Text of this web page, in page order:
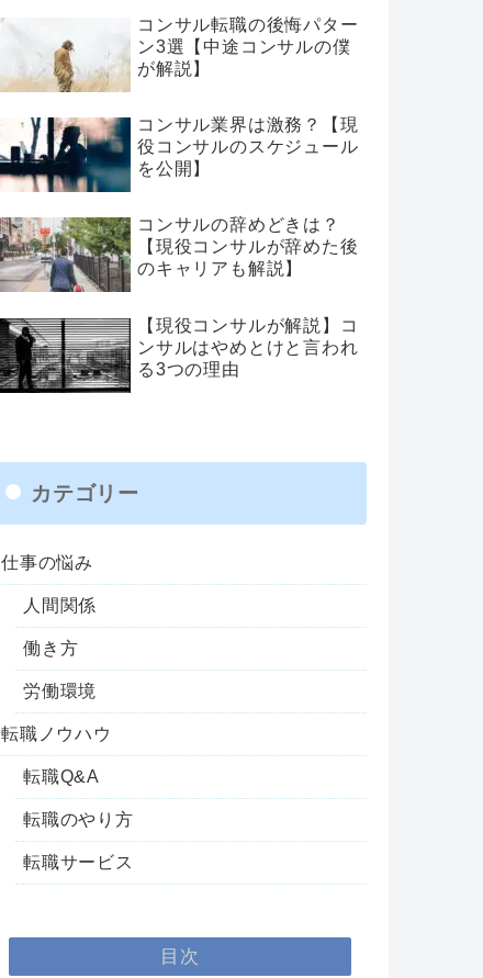
コンサル転職の後悔パター
ン3選【中途コンサルの僕
が解説】
コンサル業界は激務？【現
役コンサルのスケジュール
を公開】
コンサルの辞めどきは？
【現役コンサルが辞めた後
のキャリアも解説】
【現役コンサルが解説】コ
ンサルはやめとけと言われ
る3つの理由
カテゴリー
仕事の悩み
人間関係
働き方
労働環境
転職ノウハウ
転職Q&A
転職のやり方
転職サービス
目次